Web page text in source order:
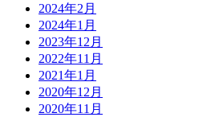
2024年2月
2024年1月
2023年12月
2022年11月
2021年1月
2020年12月
2020年11月